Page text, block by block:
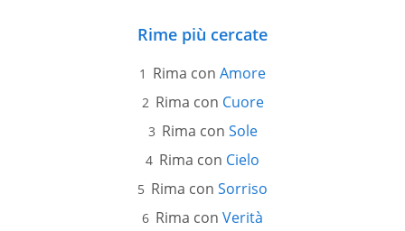
Rime più cercate
Rima con Amore
Rima con Cuore
Rima con Sole
Rima con Cielo
Rima con Sorriso
Rima con Verità